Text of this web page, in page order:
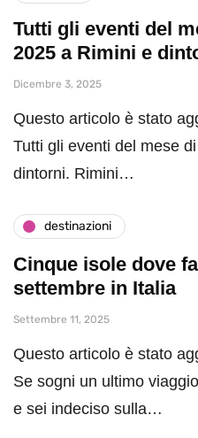
Tutti gli eventi del
2025 a Rimini e
Dicembre 3, 2025
Questo articolo è stato
Tutti gli eventi del mese
dintorni. Rimini…
destinazioni
Cinque isole dove
settembre in Italia
Settembre 11, 2025
Questo articolo è stato
Se sogni un ultimo
e sei indeciso sulla…